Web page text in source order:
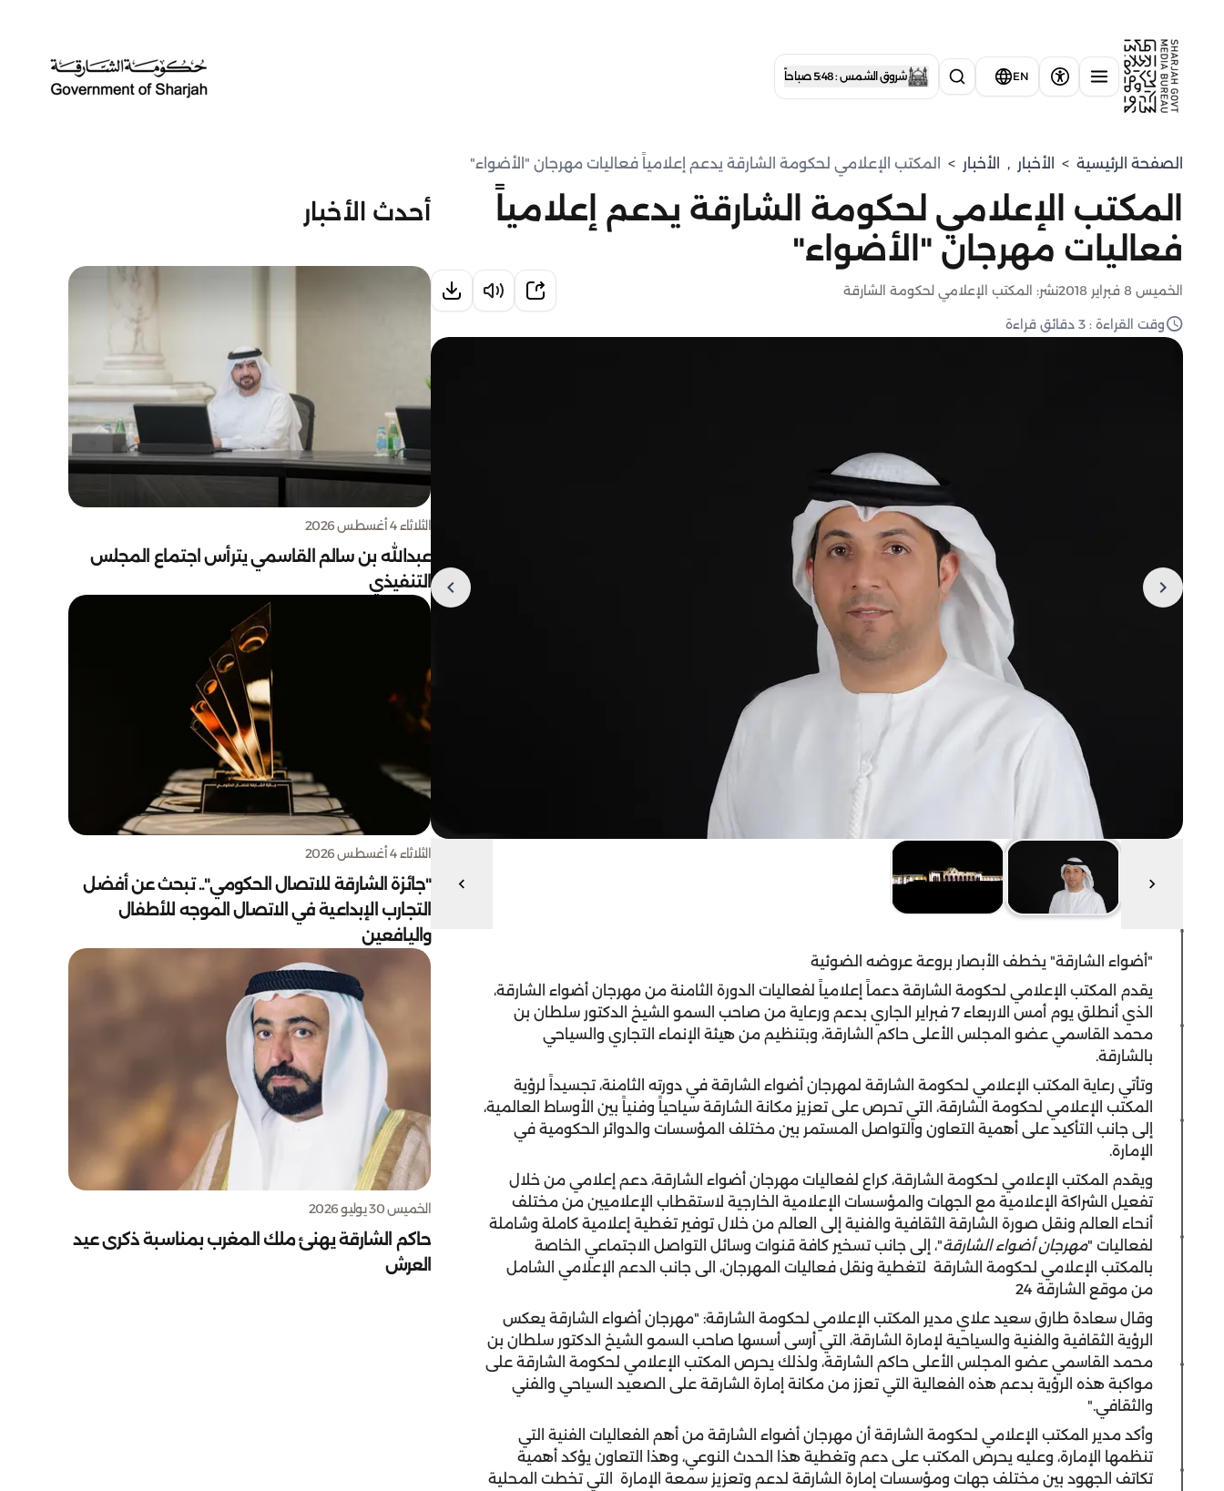
EN شروق الشمس : 5:48 صباحاً
الصفحة الرئيسية > الأخبار , الأخبار > المكتب الإعلامي لحكومة الشارقة يدعم إعلامياً فعاليات مهرجان "الأضواء"
المكتب الإعلامي لحكومة الشارقة يدعم إعلامياً
فعاليات مهرجان "الأضواء"
الخميس 8 فبراير 2018 نشر: المكتب الإعلامي لحكومة الشارقة
وقت القراءة : 3 دقائق قراءة
"أضواء الشارقة" يخطف الأبصار بروعة عروضه الضوئية
يقدم المكتب الإعلامي لحكومة الشارقة دعماً إعلامياً لفعاليات الدورة الثامنة من مهرجان أضواء الشارقة،
الذي أنطلق يوم أمس الاربعاء 7 فبراير الجاري بدعم ورعاية من صاحب السمو الشيخ الدكتور سلطان بن
محمد القاسمي عضو المجلس الأعلى حاكم الشارقة، وبتنظيم من هيئة الإنماء التجاري والسياحي
بالشارقة.
وتأتي رعاية المكتب الإعلامي لحكومة الشارقة لمهرجان أضواء الشارقة في دورته الثامنة، تجسيداً لرؤية
المكتب الإعلامي لحكومة الشارقة، التي تحرص على تعزيز مكانة الشارقة سياحياً وفنياً بين الأوساط العالمية،
إلى جانب التأكيد على أهمية التعاون والتواصل المستمر بين مختلف المؤسسات والدوائر الحكومية في
الإمارة.
ويقدم المكتب الإعلامي لحكومة الشارقة، كراع لفعاليات مهرجان أضواء الشارقة، دعم إعلامي من خلال
تفعيل الشراكة الإعلامية مع الجهات والمؤسسات الإعلامية الخارجية لاستقطاب الإعلاميين من مختلف
أنحاء العالم ونقل صورة الشارقة الثقافية والفنية إلى العالم من خلال توفير تغطية إعلامية كاملة وشاملة
لفعاليات "مهرجان أضواء الشارقة"، إلى جانب تسخير كافة قنوات وسائل التواصل الاجتماعي الخاصة
بالمكتب الإعلامي لحكومة الشارقة لتغطية ونقل فعاليات المهرجان، الى جانب الدعم الإعلامي الشامل
من موقع الشارقة 24
وقال سعادة طارق سعيد علاي مدير المكتب الإعلامي لحكومة الشارقة: "مهرجان أضواء الشارقة يعكس
الرؤية الثقافية والفنية والسياحية لإمارة الشارقة، التي أرسى أسسها صاحب السمو الشيخ الدكتور سلطان بن
محمد القاسمي عضو المجلس الأعلى حاكم الشارقة، ولذلك يحرص المكتب الإعلامي لحكومة الشارقة على
مواكبة هذه الرؤية بدعم هذه الفعالية التي تعزز من مكانة إمارة الشارقة على الصعيد السياحي والفني
والثقافي."
وأكد مدير المكتب الإعلامي لحكومة الشارقة أن مهرجان أضواء الشارقة من أهم الفعاليات الفنية التي
تنظمها الإمارة، وعليه يحرص المكتب على دعم وتغطية هذا الحدث النوعي، وهذا التعاون يؤكد أهمية
تكاتف الجهود بين مختلف جهات ومؤسسات إمارة الشارقة لدعم وتعزيز سمعة الإمارة التي تخطت المحلية
أحدث الأخبار
الثلاثاء 4 أغسطس 2026
عبدالله بن سالم القاسمي يترأس اجتماع المجلس
التنفيذي
الثلاثاء 4 أغسطس 2026
"جائزة الشارقة للاتصال الحكومي".. تبحث عن أفضل
التجارب الإبداعية في الاتصال الموجه للأطفال
واليافعين
الخميس 30 يوليو 2026
حاكم الشارقة يهنئ ملك المغرب بمناسبة ذكرى عيد
العرش